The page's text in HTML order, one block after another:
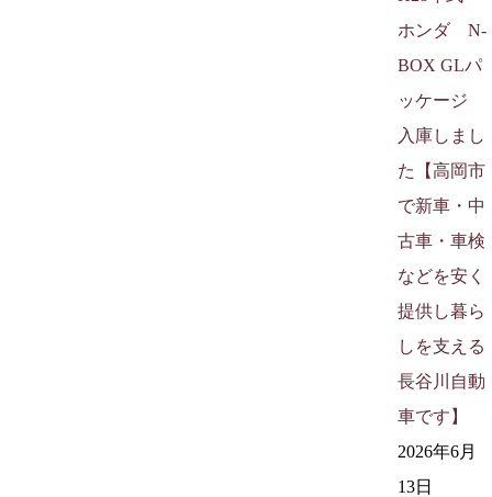
ホンダ N-
BOX GLパ
ッケージ
入庫しまし
た【高岡市
で新車・中
古車・車検
などを安く
提供し暮ら
しを支える
長谷川自動
車です】
2026年6月
13日